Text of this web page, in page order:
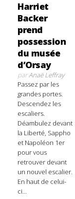
Harriet
Backer
prend
possession
du musée
d’Orsay
parAnaë Leffray
Passez par les
grandes portes.
Descendez les
escaliers.
Déambulez devant
la Liberté, Sappho
et Napoléon 1er
pour vous
retrouver devant
un nouvel escalier.
En haut de celui-
ci...